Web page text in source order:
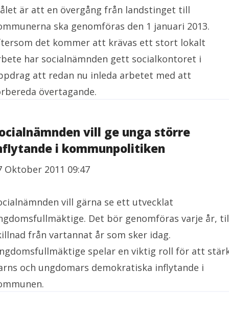
är att en övergång från landstinget till
ska genomföras den 1 januari 2013.
det kommer att krävas ett stort lokalt
har socialnämnden gett socialkontoret i
att redan nu inleda arbetet med att
övertagande.
vill ge unga större
i kommunpolitiken
Oktober 2011 09:47
vill gärna se ett utvecklat
Det bör genomföras varje år,
från vartannat år som sker idag.
spelar en viktig roll för att
och ungdomars demokratiska inflytande i